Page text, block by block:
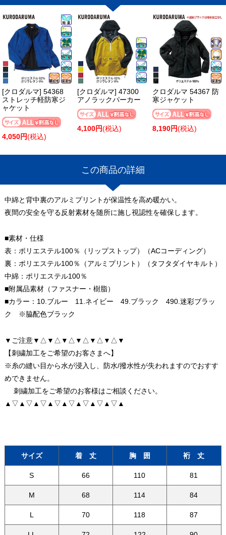
[クロダルマ] 54368
ストレッチ軽防寒ジ
ャケット
4,050円(税込)
[クロダルマ] 47300
アノラックパーカー
4,100円(税込)
クロダルマ 54367 防
寒ジャケット
8,190円(税込)
この商品の詳細
中綿と背中裏のアルミプリントが保温性を高め暖かい。
夜間の安全を守る反射素材を随所に施し視認性を確保します。
■素材・仕様
表：ポリエステル100％（リップストップ）（ACコーディング）
裏：ポリエステル100％（アルミプリント）（タフタダイヤキルト）
中綿：ポリエステル100％
■附属品素材（ファスナー・樹脂）
■カラー：10.ブルー 11.ネイビー 49.ブラック 490.迷彩ブラッ
ク ※脇配色ブラック
▼ご注意▼△▼△▼△▼△▼△▼△▼
【刺繍加工をご希望のお客さまへ】
※糸の縫い目から水が浸入し、防水/撥水性が失われますのでおすす
めできません。
刺繍加工をご希望のお客様はご相談ください。
▲▽▲▽▲▽▲▽▲▽▲▽▲▽▲▽▲
サイズ 着 丈 胸 囲 裄 丈
S 66 110 81
M 68 114 84
L 70 118 87